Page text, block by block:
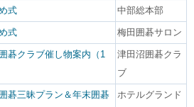
式 中部総本部
式 梅田囲碁サロン
碁クラブ催し物案内（1
津田沼囲碁クラ
ブ
碁三昧プラン＆年末囲碁
ホテルグランド